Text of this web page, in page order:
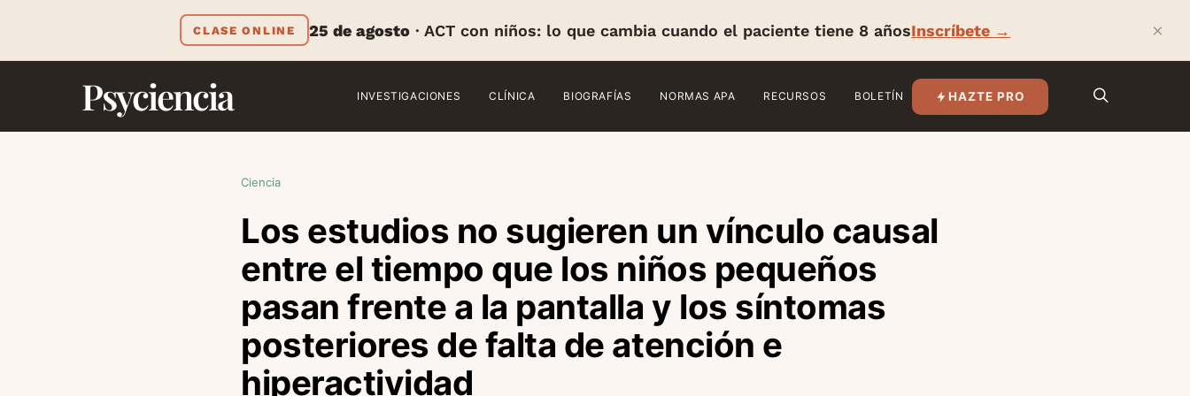
CLASE ONLINE 25 de agosto · ACT con niños: lo que cambia cuando el paciente tiene 8 añosInscríbete → ×
Psyciencia INVESTIGACIONES CLÍNICA BIOGRAFÍAS NORMAS APA RECURSOS BOLETÍN HAZTE PRO
Ciencia
Los estudios no sugieren un vínculo causal
entre el tiempo que los niños pequeños
pasan frente a la pantalla y los síntomas
posteriores de falta de atención e
hiperactividad